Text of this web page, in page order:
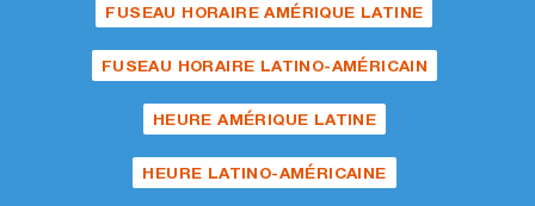
FUSEAU HORAIRE AMÉRIQUE LATINE
FUSEAU HORAIRE LATINO-AMÉRICAIN
HEURE AMÉRIQUE LATINE
HEURE LATINO-AMÉRICAINE